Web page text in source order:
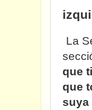
La
que
que
suya